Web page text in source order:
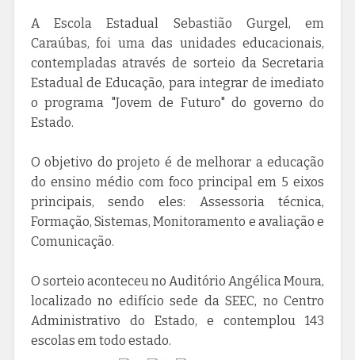
A Escola Estadual Sebastião Gurgel, em
Caraúbas, foi uma das unidades educacionais,
contempladas através de sorteio da Secretaria
Estadual de Educação, para integrar de imediato
o programa "Jovem de Futuro" do governo do
Estado.
O objetivo do projeto é de melhorar a educação
do ensino médio com foco principal em 5 eixos
principais, sendo eles: Assessoria técnica,
Formação, Sistemas, Monitoramento e avaliação e
Comunicação.
O sorteio aconteceu no Auditório Angélica Moura,
localizado no edifício sede da SEEC, no Centro
Administrativo do Estado, e contemplou 143
escolas em todo estado.